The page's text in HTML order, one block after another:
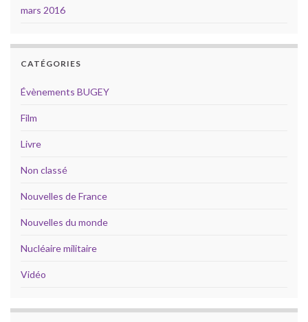
mars 2016
CATÉGORIES
Évènements BUGEY
Film
Livre
Non classé
Nouvelles de France
Nouvelles du monde
Nucléaire militaire
Vidéo